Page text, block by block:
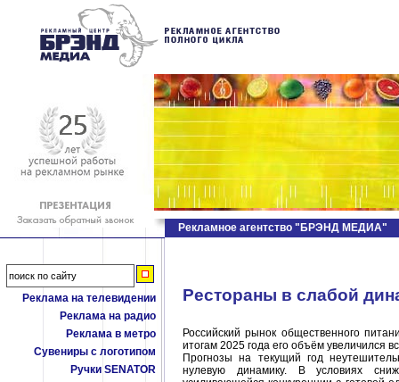
Реклама на телевидении
Реклама на радио
Реклама в метро
Сувениры с логотипом
Ручки SENATOR
Рекламное агентство "БРЭНД МЕДИА"
Рестораны в слабой
Российский рынок общественного
итогам 2025 года его объём увеличился
Прогнозы на текущий год
нулевую динамику. В условиях